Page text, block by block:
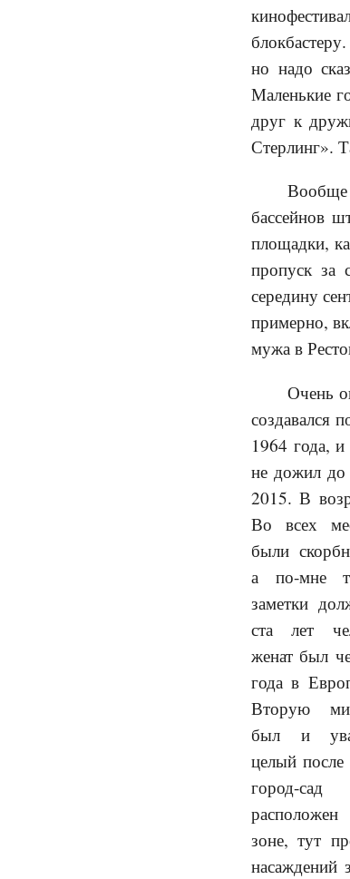
но надо
Маленькие
друг к
Стерлинг».
Вообще
бассейнов
площадки,
пропуск за
середину
примерно,
мужа в
Очень
создавался
1964 года,
не дожил до
2015. В
Во всех
были
а по-мне
заметки
ста лет
женат был
года в
Вторую
был и
целый после
город-
зоне, тут
насаждений